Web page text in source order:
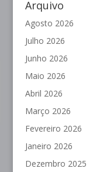
Arquivo
Agosto 2026
Julho 2026
Junho 2026
Maio 2026
Abril 2026
Março 2026
Fevereiro 2026
Janeiro 2026
Dezembro 2025